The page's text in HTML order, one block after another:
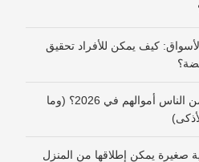
كيف يمكن للأفراد تحقيق
لماذا سيخسر 90% من الناس أموالهم في 2026؟ (وما
صغيرة يمكن إطلاقها من المنزل